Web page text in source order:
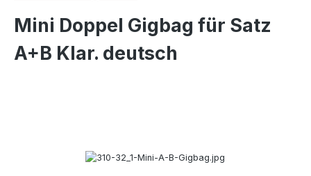
Mini Doppel Gigbag für Satz
A+B Klar. deutsch
Bildergalerie überspringen